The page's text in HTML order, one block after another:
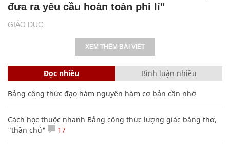
GIÁO DỤC
đưa ra yêu cầu hoàn toàn phi lí"
XEM THÊM BÀI VIẾT
Đọc nhiều Bình luận nhiều
Bảng công thức đạo hàm nguyên hàm cơ bản cần nhớ
Cách học thuộc nhanh Bảng công thức lượng giác bằng thơ,
"thần chú"
17